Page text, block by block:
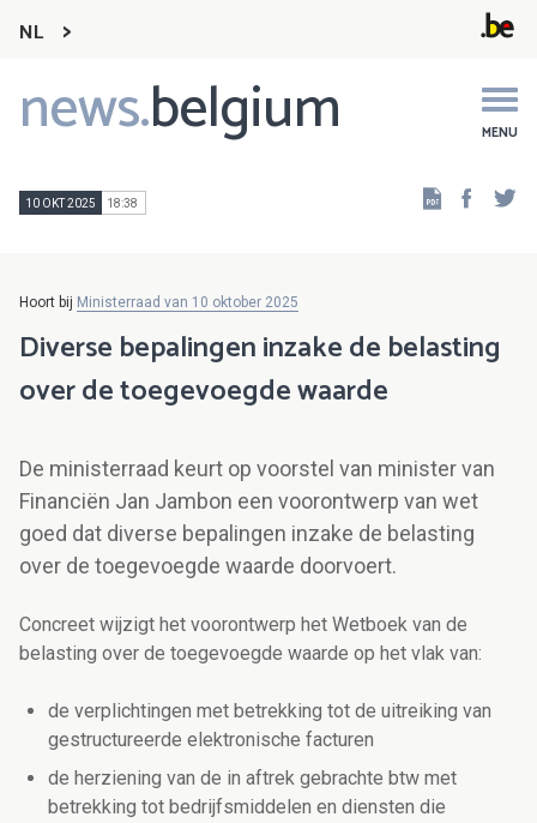
NL
news.belgium MENU
Main
navigation
10 OKT 2025 18:38
Hoort bij Ministerraad van 10 oktober 2025
Diverse bepalingen inzake de belasting
over de toegevoegde waarde
De ministerraad keurt op voorstel van minister van
Financiën Jan Jambon een voorontwerp van wet
goed dat diverse bepalingen inzake de belasting
over de toegevoegde waarde doorvoert.
Concreet wijzigt het voorontwerp het Wetboek van de
belasting over de toegevoegde waarde op het vlak van:
de verplichtingen met betrekking tot de uitreiking van
gestructureerde elektronische facturen
de herziening van de in aftrek gebrachte btw met
betrekking tot bedrijfsmiddelen en diensten die